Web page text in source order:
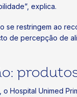
explica.
se restringem ao
de percepção de
o Hospital Unimed